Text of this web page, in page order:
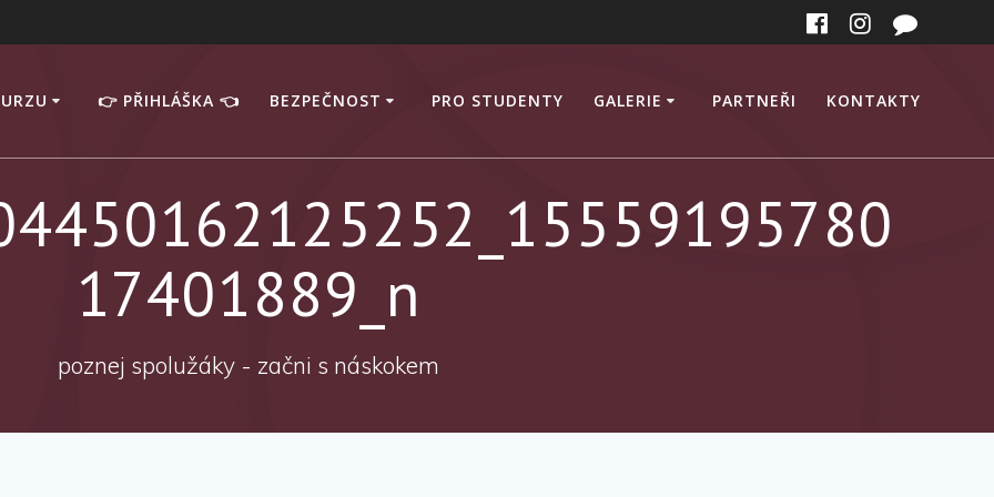
👉 PŘIHLÁŠKA 👈 BEZPEČNOST PRO STUDENTY GALERIE PARTNEŘI KONTAKTY
17401889_n
poznej spolužáky - začni s náskokem